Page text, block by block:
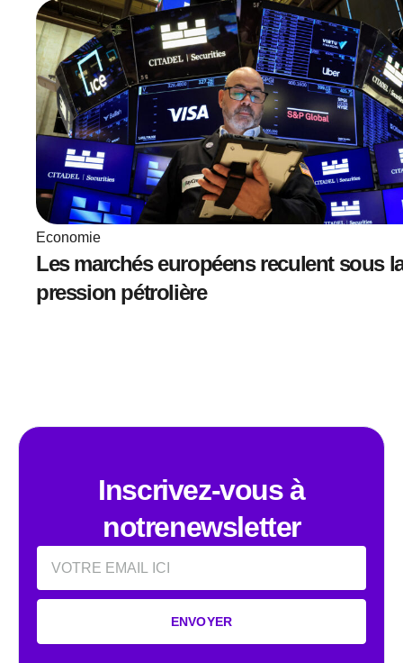
Economie
Les marchés européens reculent sous
pression pétrolière
Inscrivez-vous à
notrenewsletter
Email
ENVOYER